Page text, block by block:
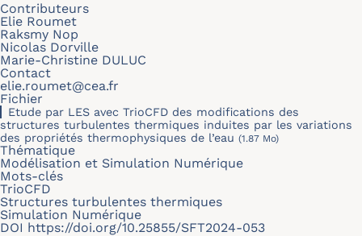
Contributeurs
Elie Roumet
Raksmy Nop
Nicolas Dorville
Marie-Christine DULUC
Contact
elie.roumet@cea.fr
Fichier
Etude par LES avec TrioCFD des modifications des
structures turbulentes thermiques induites par les variations
des propriétés thermophysiques de l’eau (1.87 Mo)
Thématique
Modélisation et Simulation Numérique
Mots-clés
TrioCFD
Structures turbulentes thermiques
Simulation Numérique
DOI https://doi.org/10.25855/SFT2024-053